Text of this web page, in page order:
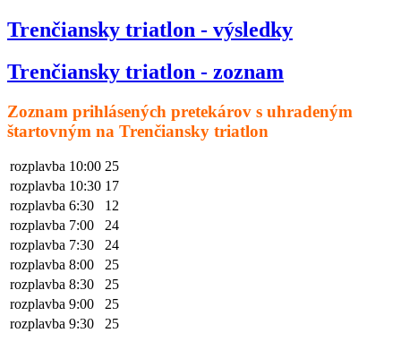
Trenčiansky triatlon - výsledky
Trenčiansky triatlon - zoznam
Zoznam prihlásených pretekárov s uhradeným
štartovným na Trenčiansky triatlon
rozplavba 10:00 25
rozplavba 10:30 17
rozplavba 6:30
12
rozplavba 7:00
24
rozplavba 7:30
24
rozplavba 8:00
25
rozplavba 8:30
25
rozplavba 9:00
25
rozplavba 9:30
25